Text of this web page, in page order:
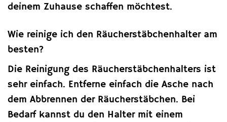
deinem Zuhause schaffen möchtest.
Wie reinige ich den Räucherstäbchenhalter am
besten?
Die Reinigung des Räucherstäbchenhalters ist
sehr einfach. Entferne einfach die Asche nach
dem Abbrennen der Räucherstäbchen. Bei
Bedarf kannst du den Halter mit einem